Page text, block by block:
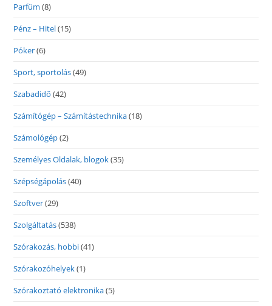
Parfüm (8)
Pénz – Hitel(15)
Póker(6)
Sport, sportolás(49)
Szabadidő (42)
Számítógép – Számítástechnika(18)
Számológép(2)
Személyes Oldalak, blogok(35)
Szépségápolás(40)
Szoftver(29)
Szolgáltatás(538)
Szórakozás, hobbi(41)
Szórakozóhelyek(1)
Szórakoztató elektronika(5)